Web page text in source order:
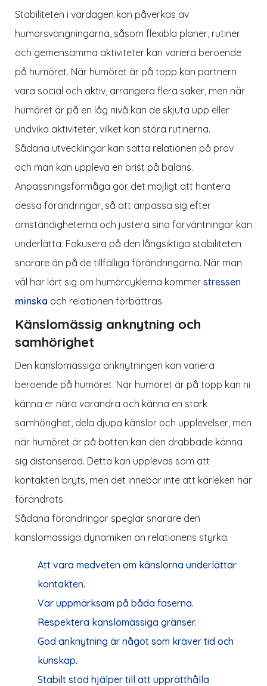
Stabiliteten i vardagen kan påverkas av
humörsvängningarna, såsom flexibla planer, rutiner
och gemensamma aktiviteter kan variera beroende
på humöret. När humöret är på topp kan partnern
vara social och aktiv, arrangera flera saker, men när
humöret är på en låg nivå kan de skjuta upp eller
undvika aktiviteter, vilket kan störa rutinerna.
Sådana utvecklingar kan sätta relationen på prov
och man kan uppleva en brist på balans.
Anpassningsförmåga gör det möjligt att hantera
dessa förändringar, så att anpassa sig efter
omständigheterna och justera sina förväntningar kan
underlätta. Fokusera på den långsiktiga stabiliteten
snarare än på de tillfälliga förändringarna. När man
väl har lärt sig om humörcyklerna kommer stressen
minska och relationen förbättras.
Känslomässig anknytning och
samhörighet
Den känslomässiga anknytningen kan variera
beroende på humöret. När humöret är på topp kan ni
känna er nära varandra och känna en stark
samhörighet, dela djupa känslor och upplevelser, men
när humöret är på botten kan den drabbade känna
sig distanserad. Detta kan upplevas som att
kontakten bryts, men det innebär inte att kärleken har
förändrats.
Sådana förändringar speglar snarare den
känslomässiga dynamiken än relationens styrka.
Att vara medveten om känslorna underlättar
kontakten.
Var uppmärksam på båda faserna.
Respektera känslomässiga gränser.
God anknytning är något som kräver tid och
kunskap.
Stabilt stöd hjälper till att upprätthålla